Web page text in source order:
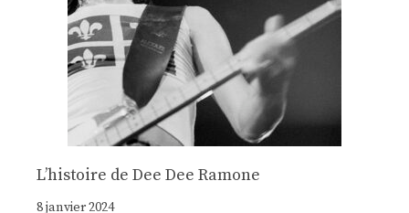
Lʼhistoire de Dee Dee Ramone
8 janvier 2024